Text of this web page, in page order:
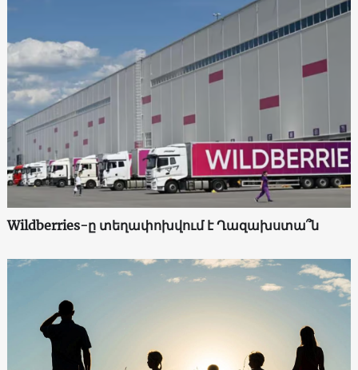
Wildberries-ը տեղափոխվում է Ղազախստա՞ն